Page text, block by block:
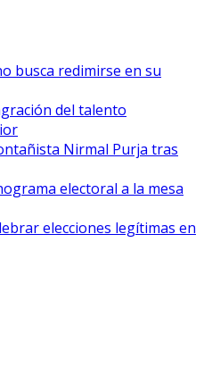
busca redimirse en su
del talento
Nirmal Purja tras
electoral a la mesa
elecciones legítimas en